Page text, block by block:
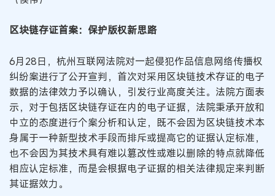
区块链存证首案：保护版权新思路
6月28日，杭州互联网法院对一起侵犯作品信息网络传播权
纠纷案进行了公开宣判，首次对采用区块链技术存证的电子
数据的法律效力予以确认，引发行业高度关注。法院方面表
示，对于包括区块链存证在内的电子证据，法院秉承开放和
中立的态度进行个案分析和认定，既不会因为区块链技术本
身属于一种新型技术手段而排斥或提高它的证据认定标准，
也不会因为其技术具有难以篡改性或难以删除的特点就降低
相应认定标准，而是会根据电子证据的相关法律规定来判断
其证据效力。